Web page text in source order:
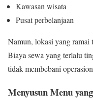
Kawasan wisata
Pusat perbelanjaan
Namun, lokasi yang
Biaya sewa yang terlalu
tidak membebani
Menyusun Menu